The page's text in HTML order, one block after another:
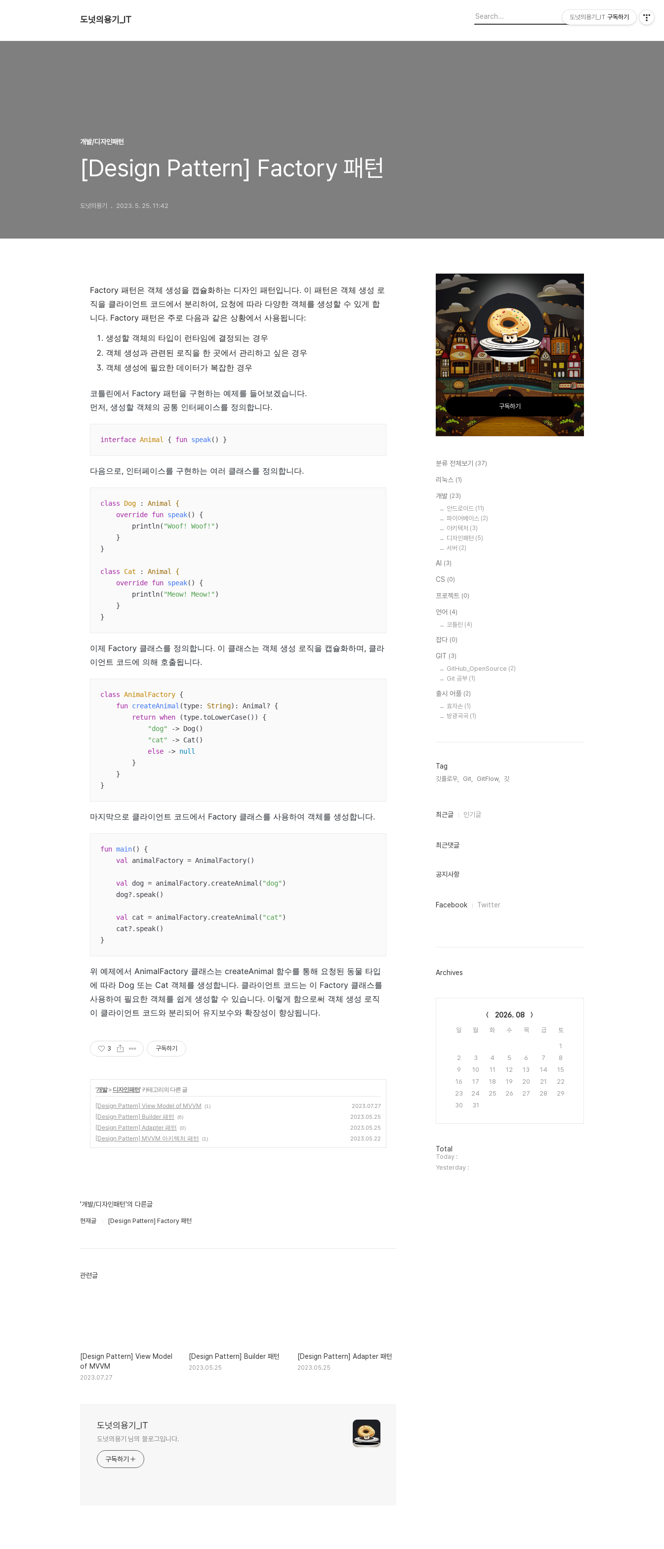
도넛의용기_IT
개발/디자인패턴
[Design Pattern] Factory 패턴
도넛의용기 2023. 5. 25. 11:42
Factory 패턴은 객체 생성을 캡슐화하는 디자인 패턴입니다. 이 패턴은 객체 생성 로
직을 클라이언트 코드에서 분리하여, 요청에 따라 다양한 객체를 생성할 수 있게 합
니다. Factory 패턴은 주로 다음과 같은 상황에서 사용됩니다:
생성할 객체의 타입이 런타임에 결정되는 경우
객체 생성과 관련된 로직을 한 곳에서 관리하고 싶은 경우
객체 생성에 필요한 데이터가 복잡한 경우
코틀린에서 Factory 패턴을 구현하는 예제를 들어보겠습니다.
먼저, 생성할 객체의 공통 인터페이스를 정의합니다.
interface Animal { fun speak() }
다음으로, 인터페이스를 구현하는 여러 클래스를 정의합니다.
class Dog : Animal {
override fun speak()
{
        println(
"Woof! Woof!" )
}
class Cat : Animal {
override fun speak()
{
        println(
"Meow! Meow!" )
}
이제 Factory 클래스를 정의합니다. 이 클래스는 객체 생성 로직을 캡슐화하며, 클라
이언트 코드에 의해 호출됩니다.
class AnimalFactory {
fun createAnimal (type: String) : Animal? {
return when (type.toLowerCase()) {
"dog"
-> Dog()
"cat"
-> Cat()
else -> null
}
마지막으로 클라이언트 코드에서 Factory 클래스를 사용하여 객체를 생성합니다.
fun main()
{
val
animalFactory = AnimalFactory()
val dog = animalFactory.createAnimal( "dog" )
val cat = animalFactory.createAnimal( "cat" )
}
위 예제에서 AnimalFactory 클래스는 createAnimal 함수를 통해 요청된 동물 타입
에 따라 Dog 또는 Cat 객체를 생성합니다. 클라이언트 코드는 이 Factory 클래스를
사용하여 필요한 객체를 쉽게 생성할 수 있습니다. 이렇게 함으로써 객체 생성 로직
이 클라이언트 코드와 분리되어 유지보수와 확장성이 향상됩니다.
3 구독하기
'개발> 디자인패턴' 카테고리의 다른 글
[Design Pattern] View Model of MVVM (1) 2023.07.27
[Design Pattern] Builder 패턴 (6) 2023.05.25
[Design Pattern] Adapter 패턴 (0) 2023.05.25
[Design Pattern] MVVM 아키텍처 패턴 (1) 2023.05.22
'개발/디자인패턴'의 다른글
현재글 [Design Pattern] Factory 패턴
관련글
[Design Pattern] View Model
of MVVM
2023.07.27
[Design Pattern] Builder 패턴
2023.05.25
[Design Pattern] Adapter 패턴
2023.05.25
도넛의용기_IT
도넛의용기 님의 블로그입니다.
구독하기
도넛의용기_IT
구독하기
분류 전체보기 (37)
리눅스 (1)
개발 (23)
안드로이드 (11)
파이어베이스 (2)
아키텍처 (3)
디자인패턴 (5)
서버 (2)
AI (3)
CS (0)
프로젝트 (0)
언어 (4)
코틀린 (4)
잡다 (0)
GIT (3)
GitHub_OpenSource (2)
Git 공부 (1)
출시 어플 (2)
효자손 (1)
방광곡곡 (1)
Tag
깃플로우, Git, GitFlow, 깃,
최
인
최근글 인기글
최근댓글
공지사항
페
그
Facebook Twitter
Archives
2026. 08
일 월 화 수 목 금 토
1
2
3 4 5 6 7
8
9
10 11 12 13 14
15
16
17 18 19 20 21
22
23
24 25 26 27 28
29
30
31
방
문
자
수
Total
Today :
Yesterday :
도넛의용기_IT 구독하기